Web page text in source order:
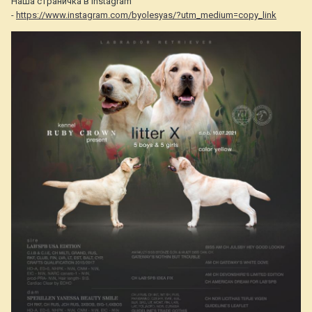
- https://www.instagram.com/byolesyas/?utm_medium=copy_link